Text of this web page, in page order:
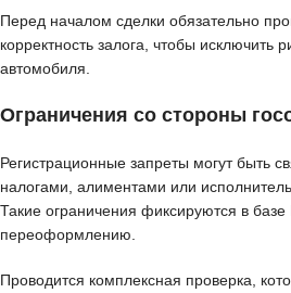
Перед началом сделки обязательно
корректность залога, чтобы исключить
автомобиля.
Ограничения со стороны
Регистрационные запреты могут быть
налогами, алиментами или
Такие ограничения фиксируются в
переоформлению.
Проводится комплексная проверка,